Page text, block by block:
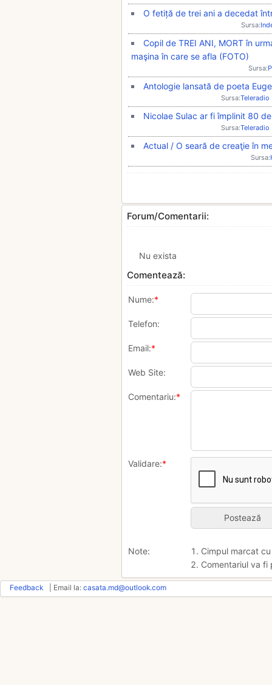
O fetiță de trei ani a decedat
Sursa:
Copil de TREI ANI, MORT în
maşina în care se afla (FOTO)
Sursa:
Antologie lansată de poeta
Sursa:
Nicolae Sulac ar fi împlinit 80
Sursa:
Actual / O seară de creaţie în
Sursa:
Forum/Comentarii:
Nu exista
Comentează:
Nume:*
Telefon:
Email:*
Web Site:
Comentariu:*
Validare:*
Note:
1. Cimpul marcat
2. Comentariul va
Feedback | Email la: casata.md@outlook.com